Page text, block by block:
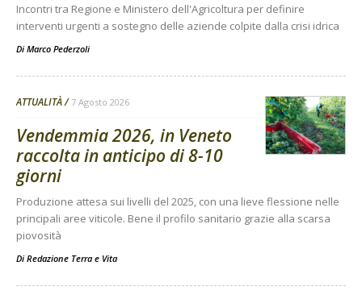
Incontri tra Regione e Ministero dell'Agricoltura per definire
interventi urgenti a sostegno delle aziende colpite dalla crisi idrica
Di Marco Pederzoli
ATTUALITÀ 7 Agosto 2026
Vendemmia 2026, in Veneto
raccolta in anticipo di 8-10
giorni
Produzione attesa sui livelli del 2025, con una lieve flessione nelle
principali aree viticole. Bene il profilo sanitario grazie alla scarsa
piovosità
Di Redazione Terra e Vita